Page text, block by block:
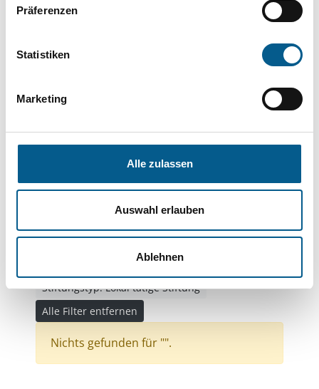
Präferenzen
Statistiken
Marketing
Alle zulassen
Auswahl erlauben
Ablehnen
Themen: Bürgerschaftliches Engagement
Themen: Bildung und Erziehung
Themen: Kunst & Kultur
Themen: Kinder, Jugendliche & Familie
Themen: Gesundheitswesen
Themen: Wohlfahrtswesen
Themen: Integration
Stiftungstyp: Lokal tätige Stiftung
Alle Filter entfernen
Nichts gefunden für "".